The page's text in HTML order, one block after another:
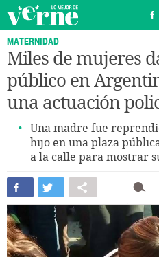
MATERNIDAD
Miles de mujeres
público en
una actuación
Una madre fue
hijo en una plaza
a la calle para mostrar